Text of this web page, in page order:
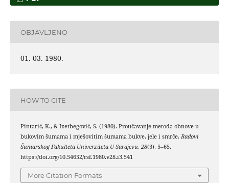
OBJAVLJENO
01. 03. 1980.
HOW TO CITE
Pintarić, K., & Izetbegović, S. (1980). Proučavanje metoda obnove u
bukovim šumama i mješovitim šumama bukve, jele i smrče. Radovi
Šumarskog Fakulteta Univerziteta U Sarajevu, 28(3), 5–65.
https://doi.org/10.54652/rsf.1980.v28.i3.541
More Citation Formats